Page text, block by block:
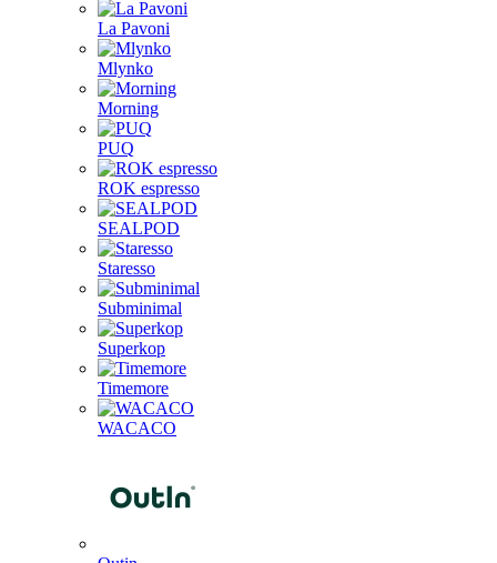
La Pavoni
Mlynko
Morning
PUQ
ROK espresso
SEALPOD
Staresso
Subminimal
Superkop
Timemore
WACACO